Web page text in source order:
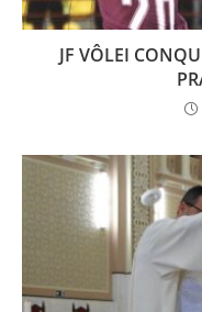
JF VÔLEI